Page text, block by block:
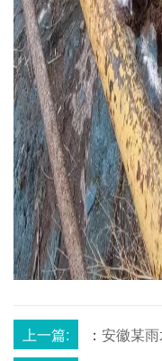
上一篇: ： 安徽某